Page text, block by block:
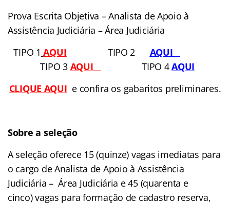
Prova Escrita Objetiva – Analista de Apoio à
Assistência Judiciária – Área Judiciária
TIPO 1 AQUI TIPO 2
AQUI
TIPO 3 AQUI TIPO 4AQUI
CLIQUE AQUI e confira os gabaritos preliminares.
Sobre a seleção
A seleção oferece 15 (quinze) vagas imediatas para
o cargo de Analista de Apoio à Assistência
Judiciária – Área Judiciária e 45 (quarenta e
cinco) vagas para formação de cadastro reserva,